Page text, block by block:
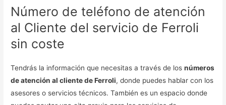
Número de teléfono de atención
al Cliente del servicio de Ferroli
sin coste
Tendrás la información que necesitas a través de losnúmeros
de atención al cliente de Ferroli, donde puedes hablar con los
asesores o servicios técnicos. También es un espacio donde